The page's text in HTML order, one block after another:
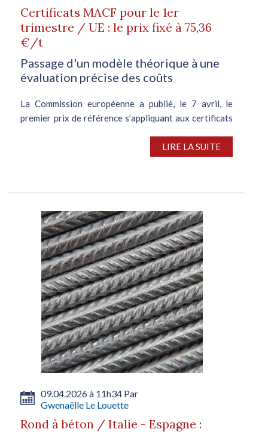
Certificats MACF pour le 1er
trimestre / UE : le prix fixé à 75,36
€/t
Passage d'un modèle théorique à une
évaluation précise des coûts
La Commission européenne a publié, le 7 avril, le
premier prix de référence s’appliquant aux certificats
carbone aux frontières de calculer plus précisément
LIRE LA SUITE
09.04.2026 à 11h34 Par
Gwenaëlle Le Louette
Rond à béton / Italie - Espagne :